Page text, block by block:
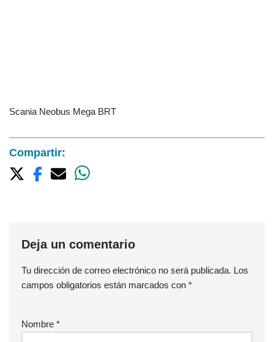
Scania Neobus Mega BRT
Compartir:
Deja un comentario
Tu dirección de correo electrónico no será publicada. Los
campos obligatorios están marcados con *
Nombre *